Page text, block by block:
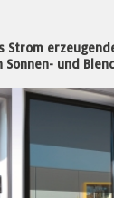
Strom
und